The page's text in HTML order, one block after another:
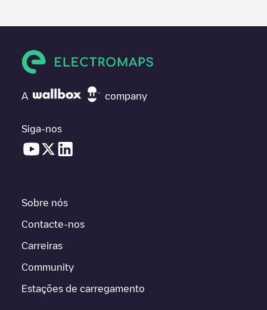
A company
Siga-nos
Sobre nós
Contacte-nos
Carreiras
Community
Estações de carregamento